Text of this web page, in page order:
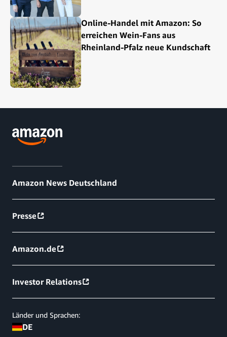
Online-Handel mit Amazon: So
erreichen Wein-Fans aus
Rheinland-Pfalz neue Kundschaft
Amazon News Deutschland
Presse
Amazon.de
Investor Relations
Länder und Sprachen:
DE